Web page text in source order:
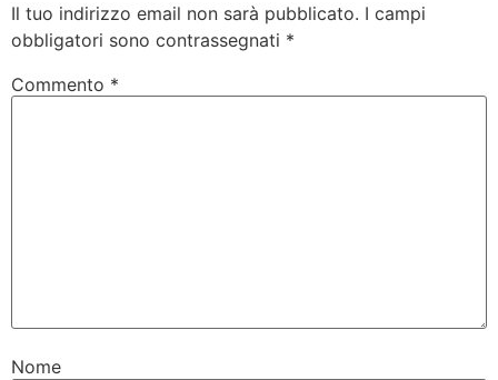
Il tuo indirizzo email non sarà pubblicato. I campi
obbligatori sono contrassegnati *
Commento *
Nome